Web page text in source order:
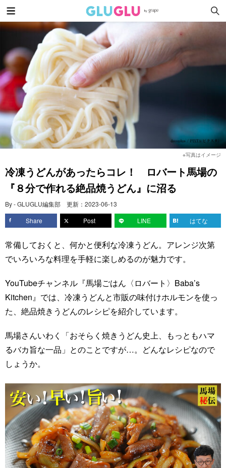
※写真はイメージ
冷凍うどんがあったらコレ！ ロバート馬場の
『８分で作れる絶品焼うどん』に沼る
By - GLUGLU編集部 更新： 2023-06-13
Share
Post LINE はてな
常備しておくと、何かと便利な冷凍うどん。アレンジ次第
でいろいろな料理を手軽に楽しめるのが魅力です。
YouTubeチャンネル『馬場ごはん〈ロバート〉Baba’s
Kitchen』では、冷凍うどんと市販の味付けホルモンを使っ
た、絶品焼きうどんのレシピを紹介しています。
馬場さんいわく「おそらく焼きうどん史上、もっともハマ
るバカ旨な一品」とのことですが…。どんなレシピなので
しょうか。